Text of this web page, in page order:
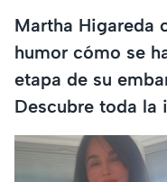
Martha Higareda
humor cómo se
etapa de su
Descubre toda la